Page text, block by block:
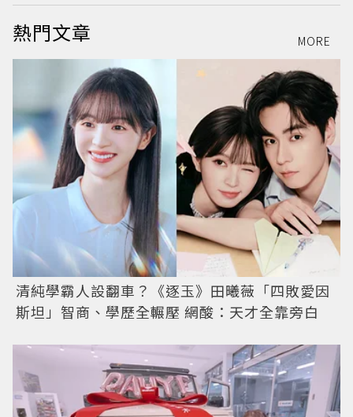
熱門文章 MORE
清純學霸人設翻車？《逐玉》田曦薇「四敗愛因
斯坦」智商、學歷全輾壓 網酸：天才全靠旁白